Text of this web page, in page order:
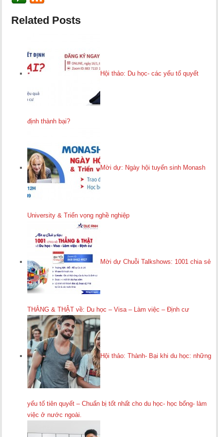
Related Posts
Hội thảo: Du học- các yếu tố quyết
định thành bại?
Mời dự: Ngày hội tuyển sinh Monash
University & Triển vọng nghề nghiệp
Mời dự Chuỗi Talkshows: 1001 chia sẻ
THẲNG & THẬT về: Du học – Visa – Làm việc – Định cư
Hội thảo: Thành- Bại khi du học: những
yếu tố tiên quyết – Chuẩn bị tốt nhất cho du học- học bổng- làm
việc ở nước ngoài.